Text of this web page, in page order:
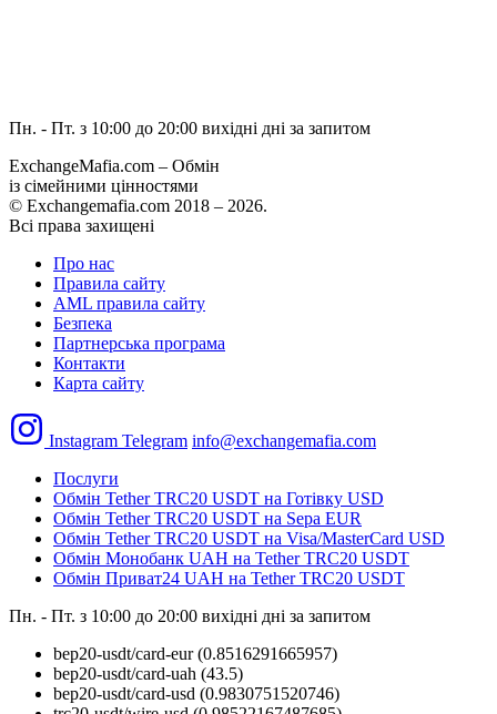
Пн. - Пт. з 10:00 до 20:00 вихідні дні за запитом
ExchangeMafia.com – Обмін
із сімейними цінностями
© Exchangemafia.com 2018 – 2026.
Всі права захищені
Про нас
Правила сайту
AML правила сайту
Безпека
Партнерська програма
Контакти
Карта сайту
Instagram Telegram info@exchangemafia.com
Послуги
Обмін Tether TRC20 USDT на Готівку USD
Обмін Tether TRC20 USDT на Sepa EUR
Обмін Tether TRC20 USDT на Visa/MasterCard USD
Обмін Монобанк UAH на Tether TRC20 USDT
Обмін Приват24 UAH на Tether TRC20 USDT
Пн. - Пт. з 10:00 до 20:00 вихідні дні за запитом
bep20-usdt/card-eur (0.8516291665957)
bep20-usdt/card-uah (43.5)
bep20-usdt/card-usd (0.9830751520746)